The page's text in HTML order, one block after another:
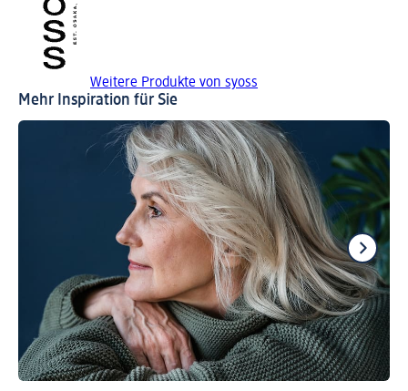
Weitere Produkte von syoss
Mehr Inspiration für Sie